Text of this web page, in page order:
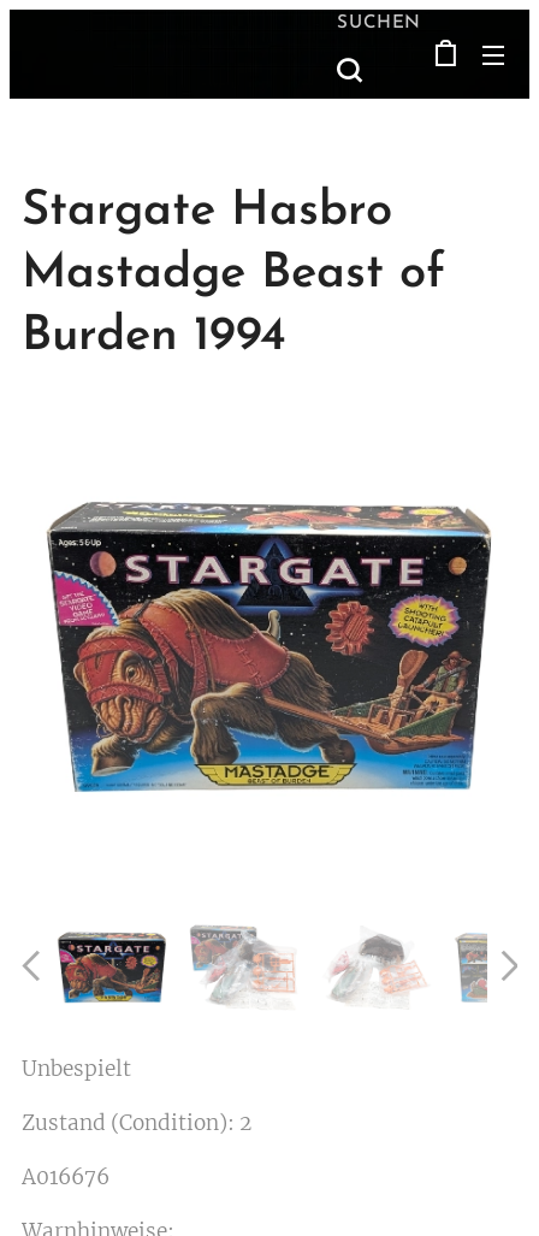
SUCHEN
Stargate Hasbro
Mastadge Beast of
Burden 1994
Unbespielt
Zustand (Condition): 2
A016676